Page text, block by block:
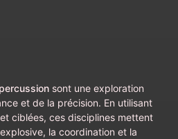
sont une exploration
et de la précision. En utilisant
ciblées, ces disciplines mettent
la coordination et la